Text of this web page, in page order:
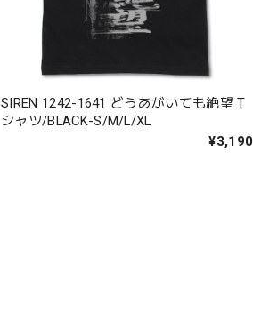
SIREN 1242-1641 どうあがいても絶望 T
シャツ/BLACK-S/M/L/XL
¥3,190